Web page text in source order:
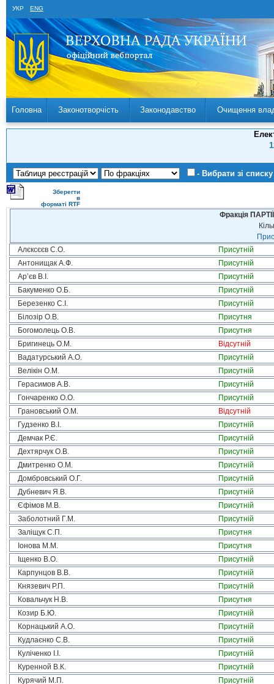
УКР ENG
Головна Законотворчість Законодавство Очищення
- Вибрати зі списку
Зберегти
в
форматі RTF
Фракція
Алєксєєв С.О.
Присутній
Антонищак А.Ф.
Присутній
Ар’єв В.І.
Присутній
Бакуменко О.Б.
Присутній
Березенко С.І.
Присутній
Білозір О.В.
Присутня
Богомолець О.В.
Присутня
Бригинець О.М.
Відсутній
Вадатурський А.О.
Присутній
Велікін О.М.
Присутній
Герасимов А.В.
Присутній
Гончаренко О.О.
Присутній
Грановський О.М.
Відсутній
Гудзенко В.І.
Присутній
Демчак Р.Є.
Присутній
Дехтярчук О.В.
Присутній
Дмитренко О.М.
Присутній
Домбровський О.Г.
Присутній
Дубневич Я.В.
Присутній
Єфімов М.В.
Присутній
Заболотний Г.М.
Присутній
Заліщук С.П.
Присутня
Іонова М.М.
Присутня
Іщенко В.О.
Присутній
Карпунцов В.В.
Присутній
Князевич Р.П.
Присутній
Ковальчук Н.В.
Присутня
Козир Б.Ю.
Присутній
Корнацький А.О.
Присутній
Кудлаєнко С.В.
Присутній
Куліченко І.І.
Присутній
Куренной В.К.
Присутній
Курячий М.П.
Присутній